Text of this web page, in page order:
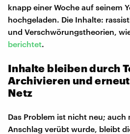
knapp einer Woche auf seinem
hochgeladen. Die Inhalte:
und Verschwörungstheorien,
berichtet.
Inhalte bleiben durch
Archivieren und
Netz
Das Problem ist nicht neu; auch
Anschlag verübt wurde, bleibt